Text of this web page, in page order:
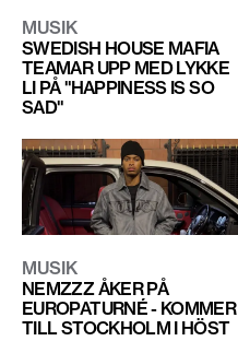
MUSIK
SWEDISH HOUSE MAFIA
TEAMAR UPP MED LYKKE
LI PÅ "HAPPINESS IS SO
SAD"
MUSIK
NEMZZZ ÅKER PÅ
EUROPATURNÉ - KOMMER
TILL STOCKHOLM I HÖST